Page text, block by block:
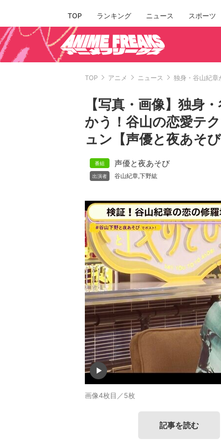
TOP ランキング ニュース スポーツ
TOP アニメ ニュース 独身・谷山紀章
【写真・画像】独身
かう！谷山の恋愛テ
ュン【声優と夜あそ
声優と夜あそび
谷山紀章,下野紘
画像4枚目／5枚
記事を読む